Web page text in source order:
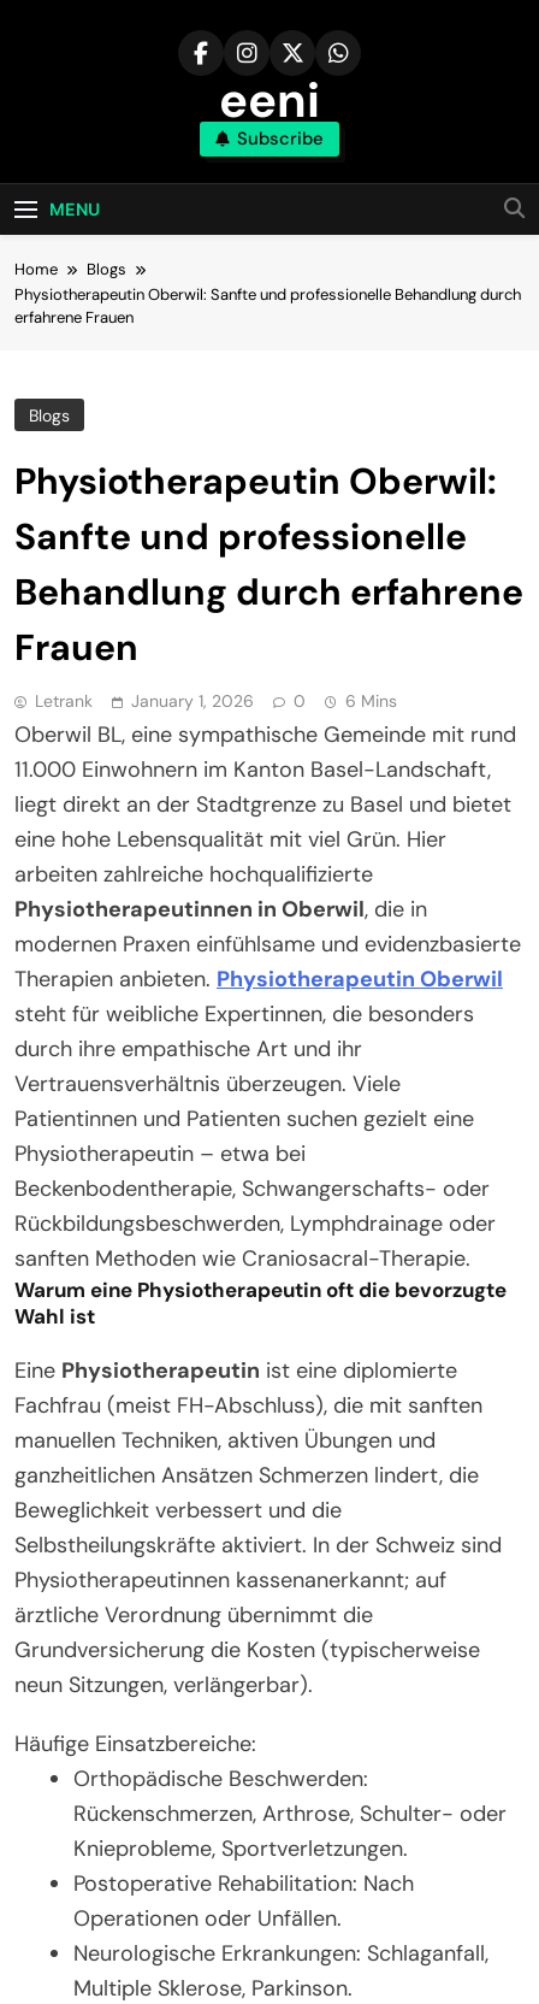
eeni
Subscribe
MENU
Home
Blogs
Physiotherapeutin Oberwil: Sanfte und professionelle Behandlung durch
erfahrene Frauen
Blogs
Physiotherapeutin Oberwil:
Sanfte und professionelle
Behandlung durch erfahrene
Frauen
Letrank January 1, 2026 0 6 Mins
Oberwil BL, eine sympathische Gemeinde mit rund
11.000 Einwohnern im Kanton Basel-Landschaft,
liegt direkt an der Stadtgrenze zu Basel und bietet
eine hohe Lebensqualität mit viel Grün. Hier
arbeiten zahlreiche hochqualifizierte
Physiotherapeutinnen in Oberwil, die in
modernen Praxen einfühlsame und evidenzbasierte
Therapien anbieten. Physiotherapeutin Oberwil
steht für weibliche Expertinnen, die besonders
durch ihre empathische Art und ihr
Vertrauensverhältnis überzeugen. Viele
Patientinnen und Patienten suchen gezielt eine
Physiotherapeutin – etwa bei
Beckenbodentherapie, Schwangerschafts- oder
Rückbildungsbeschwerden, Lymphdrainage oder
sanften Methoden wie Craniosacral-Therapie.
Warum eine Physiotherapeutin oft die bevorzugte
Wahl ist
Eine Physiotherapeutin ist eine diplomierte
Fachfrau (meist FH-Abschluss), die mit sanften
manuellen Techniken, aktiven Übungen und
ganzheitlichen Ansätzen Schmerzen lindert, die
Beweglichkeit verbessert und die
Selbstheilungskräfte aktiviert. In der Schweiz sind
Physiotherapeutinnen kassenanerkannt; auf
ärztliche Verordnung übernimmt die
Grundversicherung die Kosten (typischerweise
neun Sitzungen, verlängerbar).
Häufige Einsatzbereiche:
Orthopädische Beschwerden:
Rückenschmerzen, Arthrose, Schulter- oder
Knieprobleme, Sportverletzungen.
Postoperative Rehabilitation: Nach
Operationen oder Unfällen.
Neurologische Erkrankungen: Schlaganfall,
Multiple Sklerose, Parkinson.